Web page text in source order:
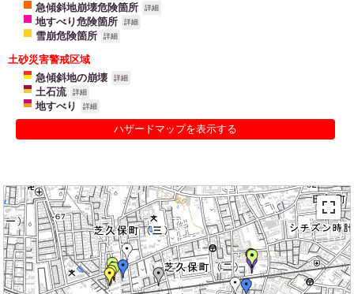
急傾斜地崩壊危険箇所 詳細
地すべり危険箇所 詳細
雪崩危険箇所 詳細
土砂災害警戒区域
急傾斜地の崩壊
詳細
土石流 詳細
地すべり 詳細
ハザードマップを表示する